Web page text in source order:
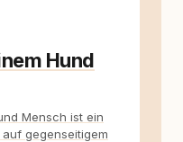
Hund
Mensch ist ein
gegenseitigem